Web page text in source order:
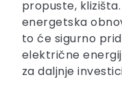
propuste,
energetska
to će sigurno
električne
za daljnje